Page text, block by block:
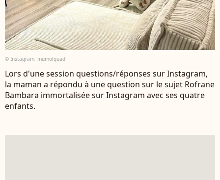
© Instagram, mumofquad
Lors d'une session questions/réponses sur Instagram,
la maman a répondu à une question sur le sujet Rofrane
Bambara immortalisée sur Instagram avec ses quatre
enfants.